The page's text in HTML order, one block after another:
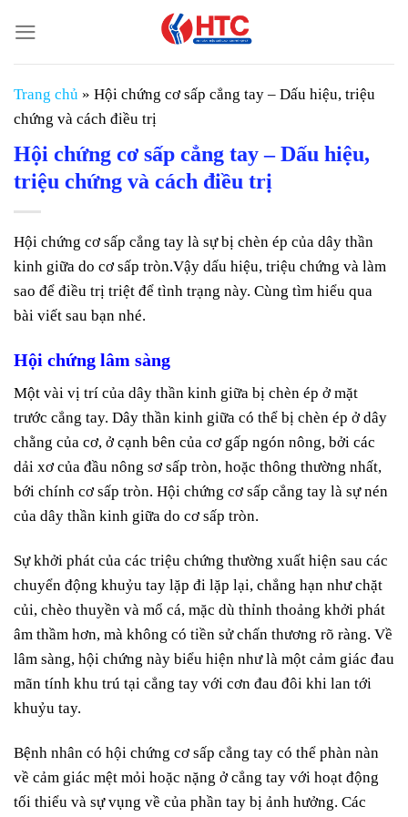
đến
nội
dung
Trang chủ » Hội chứng cơ sấp cẳng tay – Dấu hiệu, triệu
chứng và cách điều trị
Hội chứng cơ sấp cẳng tay – Dấu hiệu,
triệu chứng và cách điều trị
Hội chứng cơ sấp cẳng tay là sự bị chèn ép của dây thần
kinh giữa do cơ sấp tròn.Vậy dấu hiệu, triệu chứng và làm
sao để điều trị triệt để tình trạng này. Cùng tìm hiểu qua
bài viết sau bạn nhé.
Hội chứng lâm sàng
Một vài vị trí của dây thần kinh giữa bị chèn ép ở mặt
trước cẳng tay. Dây thần kinh giữa có thể bị chèn ép ở dây
chằng của cơ, ở cạnh bên của cơ gấp ngón nông, bởi các
dải xơ của đầu nông sơ sấp tròn, hoặc thông thường nhất,
bới chính cơ sấp tròn. Hội chứng cơ sấp cẳng tay là sự nén
của dây thần kinh giữa do cơ sấp tròn.
Sự khởi phát của các triệu chứng thường xuất hiện sau các
chuyển động khuỷu tay lặp đi lặp lại, chẳng hạn như chặt
củi, chèo thuyền và mổ cá, mặc dù thỉnh thoảng khởi phát
âm thầm hơn, mà không có tiền sử chấn thương rõ ràng. Về
lâm sàng, hội chứng này biểu hiện như là một cảm giác đau
mãn tính khu trú tại cẳng tay với cơn đau đôi khi lan tới
khuỷu tay.
Bệnh nhân có hội chứng cơ sấp cẳng tay có thể phàn nàn
về cảm giác mệt mỏi hoặc nặng ở cẳng tay với hoạt động
tối thiểu và sự vụng về của phần tay bị ảnh hưởng. Các